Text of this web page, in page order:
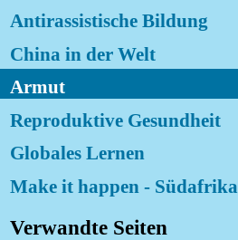
Antirassistische Bildung
China in der Welt
Armut
Reproduktive Gesundheit
Globales Lernen
Make it happen - Südafrika
Verwandte Seiten